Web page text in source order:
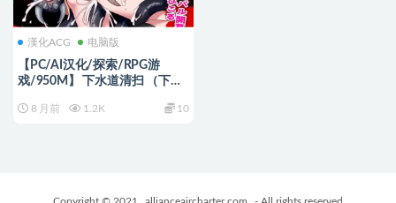
漢化ACG 电脑版
【PC/AI汉化/探索/RPG游
戏/950M】 下水道清扫 （下水
+950M
8 月前 1.2K 10